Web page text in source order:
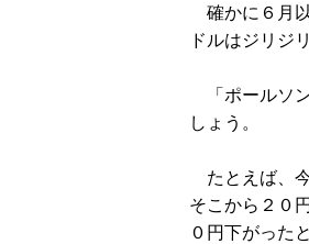
確かに６月
ドルはジリジ
「ポールソ
しょう。
たとえば、
そこから２０
０円下がった